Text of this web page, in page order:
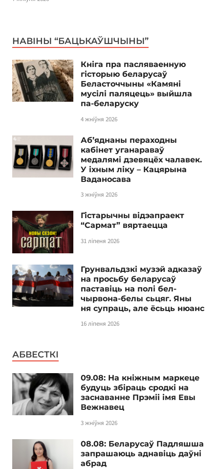
НАВІНЫ “БАЦЬКАЎШЧЫНЫ”
Кніга пра пасляваенную
гісторыю беларусаў
Беласточчыны «Камяні
мусілі паляцець» выйшла
па-беларуску
4 жніўня 2026
Аб’яднаны пераходны
кабінет уганараваў
медалямі дзевяцёх чалавек.
У іхным ліку – Кацярына
Ваданосава
3 жніўня 2026
Гістарычны відэапраект
“Сармат” вяртаецца
31 ліпеня 2026
Грунвальдзкі музэй адказаў
на просьбу беларусаў
паставіць на полі бел-
чырвона-белы сьцяг. Яны
ня супраць, але ёсьць нюанс
16 ліпеня 2026
АБВЕСТКІ
09.08: На кніжным маркеце
будуць збіраць сродкі на
заснаванне Прэміі імя Евы
Вежнавец
3 жніўня 2026
08.08: Беларусаў Падляшша
запрашаюць аднавіць даўні
абрад